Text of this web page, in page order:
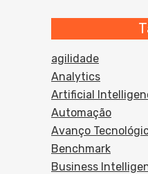
agilidade
Analytics
Artificial
Automação
Avanço
Benchmark
Business